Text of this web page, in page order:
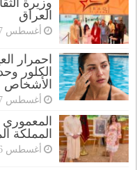
العراق
أغسطس 7, 2026
احمرار
الكلور
الأشخاص
أغسطس 7, 2026
المملكة
أغسطس 6, 2026